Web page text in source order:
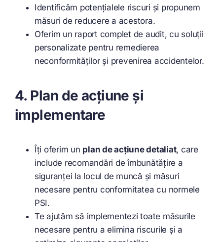
Identificăm potențialele riscuri și propunem
măsuri de reducere a acestora.
Oferim un raport complet de audit, cu soluții
personalizate pentru remedierea
neconformităților și prevenirea accidentelor.
4. Plan de acțiune și
implementare
Îți oferim un plan de acțiune detaliat, care
include recomandări de îmbunătățire a
siguranței la locul de muncă și măsuri
necesare pentru conformitatea cu normele
PSI.
Te ajutăm să implementezi toate măsurile
necesare pentru a elimina riscurile și a